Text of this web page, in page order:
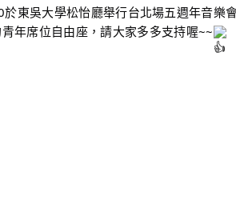
東吳大學松怡廳舉行台北場五週年音樂
年席位自由座，請大家多多支持喔~~